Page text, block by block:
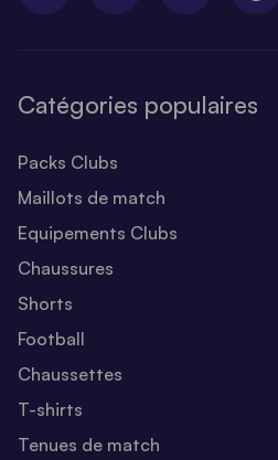
Catégories populaires
Packs Clubs
Maillots de match
Equipements Clubs
Chaussures
Shorts
Football
Chaussettes
T-shirts
Tenues de match